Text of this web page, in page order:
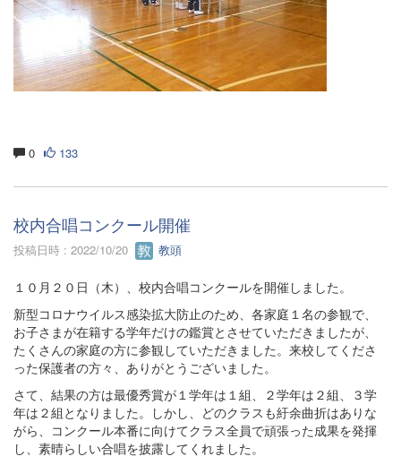
0 133
校内合唱コンクール開催
投稿日時 : 2022/10/20 教頭
１０月２０日（木）、校内合唱コンクールを開催しました。
新型コロナウイルス感染拡大防止のため、各家庭１名の参観で、
お子さまが在籍する学年だけの鑑賞とさせていただきましたが、
たくさんの家庭の方に参観していただきました。来校してくださ
った保護者の方々、ありがとうございました。
さて、結果の方は最優秀賞が１学年は１組、２学年は２組、３学
年は２組となりました。しかし、どのクラスも紆余曲折はありな
がら、コンクール本番に向けてクラス全員で頑張った成果を発揮
し、素晴らしい合唱を披露してくれました。